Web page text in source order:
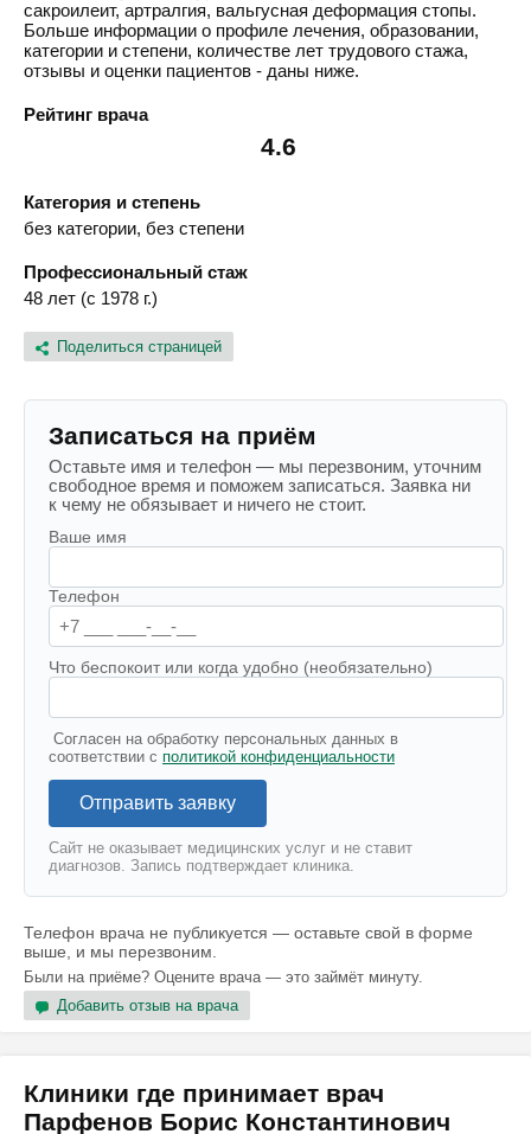
сакроилеит, артралгия, вальгусная деформация стопы.
Больше информации о профиле лечения, образовании,
категории и степени, количестве лет трудового стажа,
отзывы и оценки пациентов - даны ниже.
Рейтинг врача
4.6
Категория и степень
без категории, без степени
Профессиональный стаж
48 лет (с 1978 г.)
Поделиться страницей
Записаться на приём
Оставьте имя и телефон — мы перезвоним, уточним
свободное время и поможем записаться. Заявка ни
к чему не обязывает и ничего не стоит.
Ваше имя
Телефон
Что беспокоит или когда удобно (необязательно)
Согласен на обработку персональных данных в
соответствии с политикой конфиденциальности
Отправить заявку
Сайт не оказывает медицинских услуг и не ставит
диагнозов. Запись подтверждает клиника.
Телефон врача не публикуется — оставьте свой в форме
выше, и мы перезвоним.
Были на приёме? Оцените врача — это займёт минуту.
Добавить отзыв на врача
Клиники где принимает врач
Парфенов Борис Константинович